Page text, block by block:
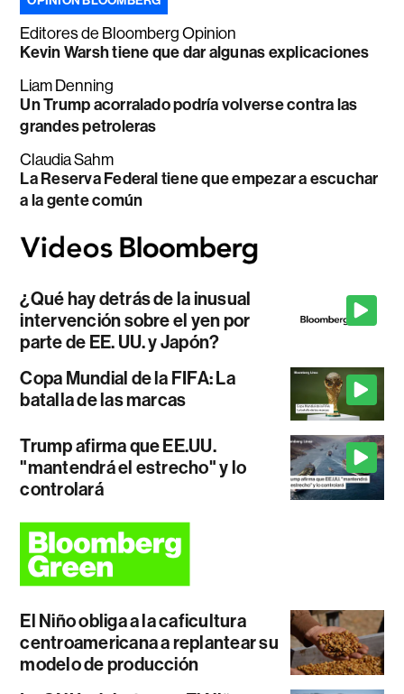
Editores de Bloomberg Opinion
Kevin Warsh tiene que dar algunas explicaciones
Liam Denning
Un Trump acorralado podría volverse contra las
grandes petroleras
Claudia Sahm
La Reserva Federal tiene que empezar a escuchar
a la gente común
¿Qué hay detrás de la inusual
intervención sobre el yen por
parte de EE. UU. y Japón?
Copa Mundial de la FIFA: La
batalla de las marcas
Trump afirma que EE.UU.
"mantendrá el estrecho" y lo
controlará
El Niño obliga a la caficultura
centroamericana a replantear su
modelo de producción